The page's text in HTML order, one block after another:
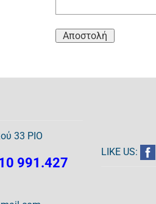
Αποστολή
33 ΡΙΟ
991.427
LIKE US: